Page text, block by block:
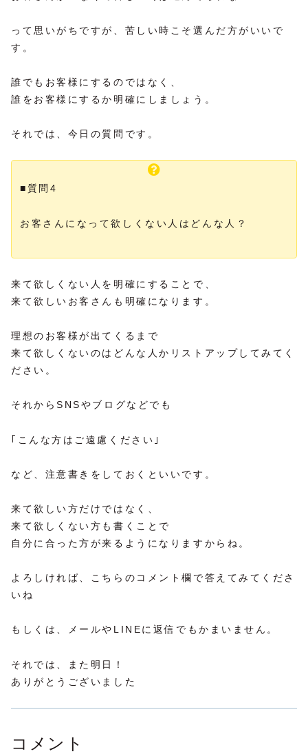
って思いがちですが、苦しい時こそ選んだ方がいいで
す。
誰でもお客様にするのではなく、
誰をお客様にするか明確にしましょう。
それでは、今日の質問です。
■質問4
お客さんになって欲しくない人はどんな人？
来て欲しくない人を明確にすることで、
来て欲しいお客さんも明確になります。
理想のお客様が出てくるまで
来て欲しくないのはどんな人かリストアップしてみてく
ださい。
それからSNSやブログなどでも
｢こんな方はご遠慮ください｣
など、注意書きをしておくといいです。
来て欲しい方だけではなく、
来て欲しくない方も書くことで
自分に合った方が来るようになりますからね。
よろしければ、こちらのコメント欄で答えてみてくださ
いね
もしくは、メールやLINEに返信でもかまいません。
それでは、また明日！
ありがとうございました
コメント